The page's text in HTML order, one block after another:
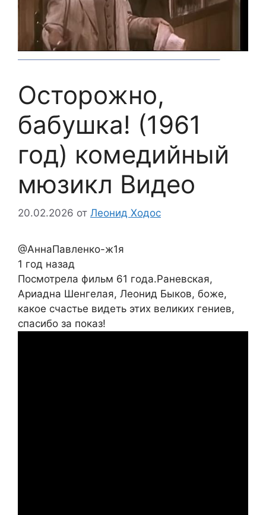
Осторожно,
бабушка! (1961
год) комедийный
мюзикл Видео
20.02.2026 от Леонид Ходос
@АннаПавленко-ж1я
1 год назад
Посмотрела фильм 61 года.Раневская,
Ариадна Шенгелая, Леонид Быков, боже,
какое счастье видеть этих великих гениев,
спасибо за показ!